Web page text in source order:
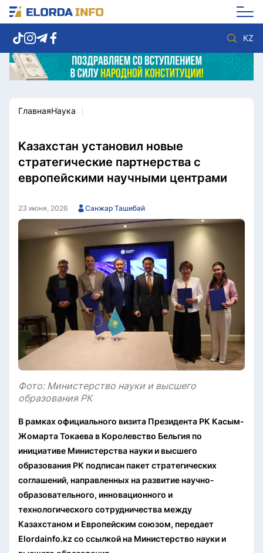
KZ
Новости столицы
Спорт
Культура
Видео
Мир
Послание
Служба Комплаенс
ГлавнаяНаука
Казахстан установил новые
стратегические партнерства с
европейскими научными центрами
23 июня, 2026 Санжар Ташибай
Фото: Министерство науки и высшего
образования РК
В рамках официального визита Президента РК Касым-
Жомарта Токаева в Королевство Бельгия по
инициативе Министерства науки и высшего
образования РК подписан пакет стратегических
соглашений, направленных на развитие научно-
образовательного, инновационного и
технологического сотрудничества между
Казахстаном и Европейским союзом, передает
Elordainfo.kz со ссылкой на Министерство науки и